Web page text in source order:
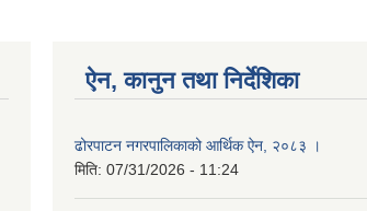
ऐन, कानुन तथा निर्देशिका
ढोरपाटन नगरपालिकाको आर्थिक ऐन, २०८३ ।
मिति: 07/31/2026 - 11:24